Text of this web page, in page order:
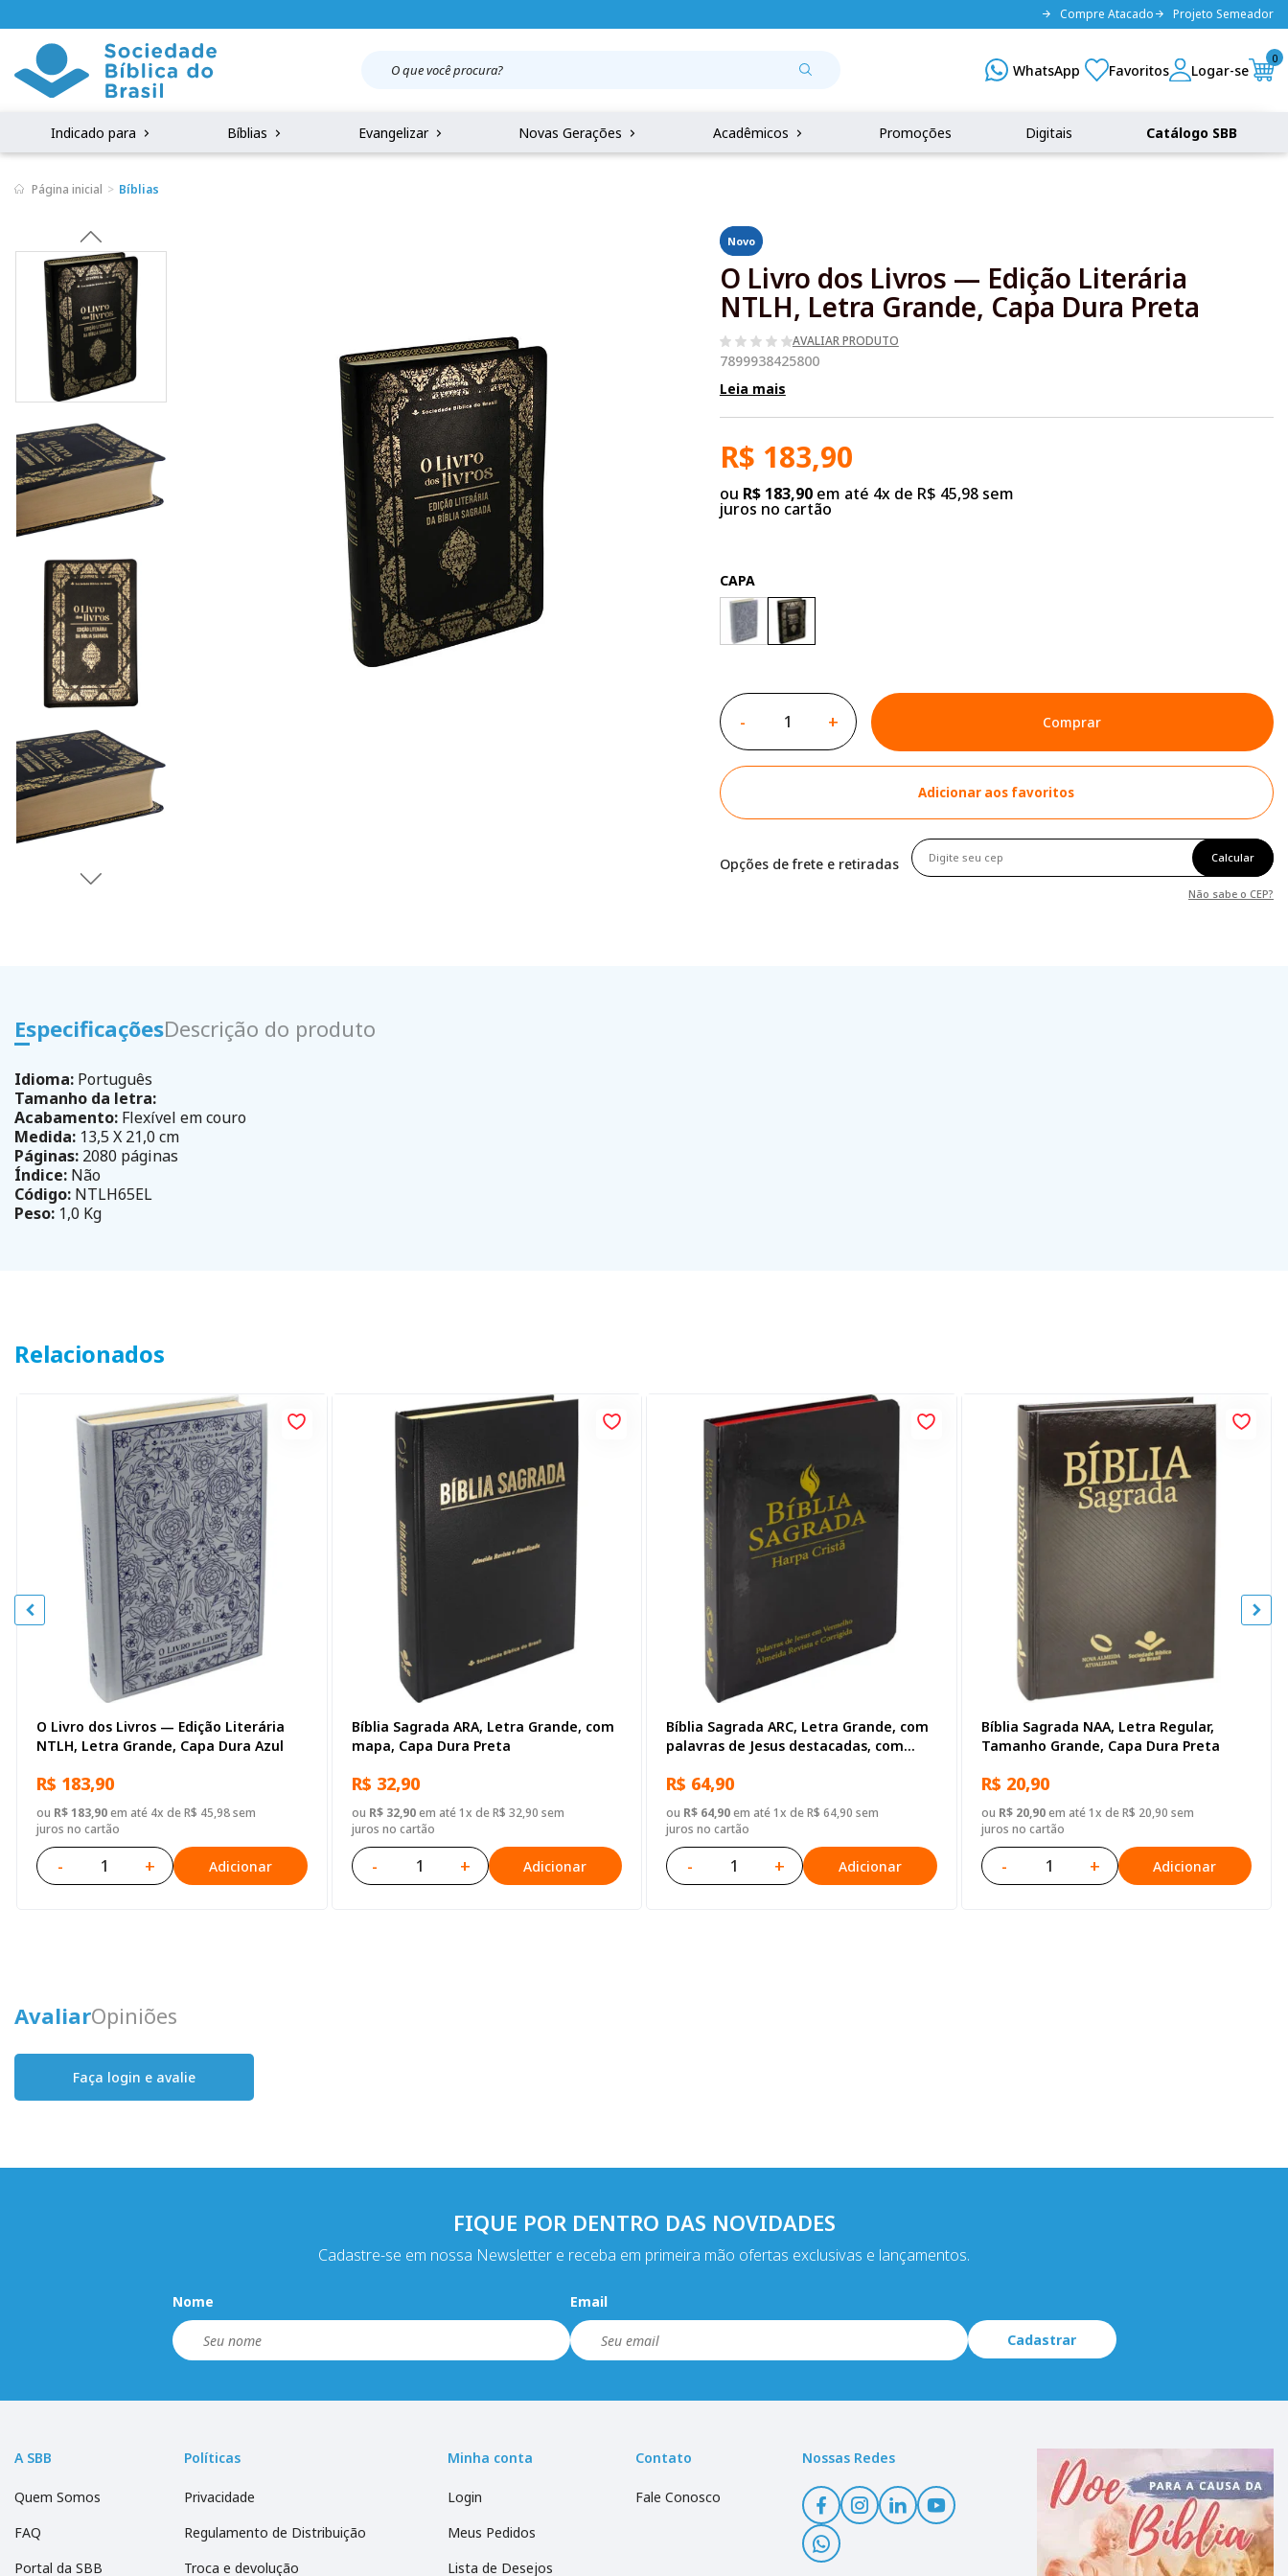
Compre Atacado Projeto Semeador
0
Indicado para Bíblias Evangelizar Novas Gerações Acadêmicos Promoções Digitais Catálogo SBB
Página inicial Bíblias
Novo
O Livro dos Livros — Edição Literária
NTLH, Letra Grande, Capa Dura Preta
AVALIAR PRODUTO
7899938425800
Leia mais
R$ 183,90
ou R$ 183,90em até 4x de R$ 45,98 sem
juros no cartão
CAPA
- + Comprar
Adicionar aos favoritos
Opções de frete e retiradas Calcular
Não sabe o CEP?
EspecificaçõesDescrição do produto
Idioma: Português
Tamanho da letra:
Acabamento: Flexível em couro
Medida: 13,5 X 21,0 cm
Páginas: 2080 páginas
Índice: Não
Código: NTLH65EL
Peso: 1,0 Kg
Relacionados
O Livro dos Livros — Edição Literária
NTLH, Letra Grande, Capa Dura Azul
R$ 183,90
ou R$ 183,90em até 4x de R$ 45,98 sem
juros no cartão
- + Adicionar
Bíblia Sagrada ARA, Letra Grande, com
mapa, Capa Dura Preta
R$ 32,90
ou R$ 32,90em até 1x de R$ 32,90 sem
juros no cartão
- + Adicionar
Bíblia Sagrada ARC, Letra Grande, com
palavras de Jesus destacadas, com
Semi Flexível Preta
R$ 64,90
ou R$ 64,90em até 1x de R$ 64,90 sem
juros no cartão
- + Adicionar
Bíblia Sagrada NAA, Letra Regular,
Tamanho Grande, Capa Dura Preta
R$ 20,90
ou R$ 20,90em até 1x de R$ 20,90 sem
juros no cartão
- + Adicionar
AvaliarOpiniões
Faça login e avalie
FIQUE POR DENTRO DAS NOVIDADES
Cadastre-se em nossa Newsletter e receba em primeira mão ofertas exclusivas e lançamentos.
Nome Email
Cadastrar
A SBB
Quem Somos
FAQ
Portal da SBB
Políticas
Privacidade
Regulamento de Distribuição
Troca e devolução
Minha conta
Login
Meus Pedidos
Lista de Desejos
Contato
Fale Conosco
Nossas Redes